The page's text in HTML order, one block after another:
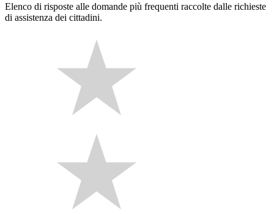
Elenco di risposte alle domande più frequenti raccolte dalle richieste
di assistenza dei cittadini.